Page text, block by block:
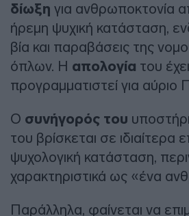
δίωξη για ανθρωποκτονία
ήρεμη ψυχική κατάσταση,
βία και παραβάσεις της
όπλων. Η απολογία του έχει
προγραμματιστεί για
Ο συνήγορός του
του βρίσκεται σε ιδιαίτερα
ψυχολογική κατάσταση,
χαρακτηριστικά ως «ένα
Παράλληλα, φαίνεται να